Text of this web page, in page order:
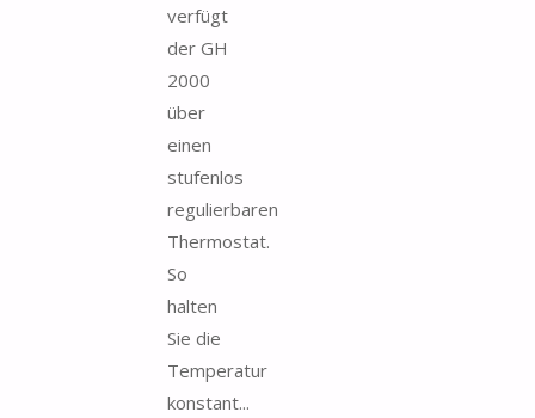
verfügt
der GH
2000
über
einen
stufenlos
regulierbaren
Thermostat.
So
halten
Sie die
Temperatur
konstant...